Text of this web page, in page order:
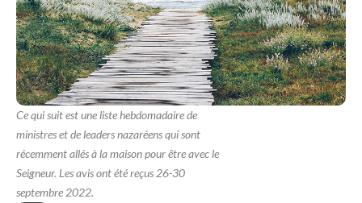
Ce qui suit est une liste hebdomadaire de
ministres et de leaders nazaréens qui sont
récemment allés à la maison pour être avec le
Seigneur. Les avis ont été reçus 26-30
septembre 2022.